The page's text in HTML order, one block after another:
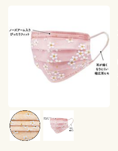
大きいサイズ 事務・制服
デジタルカタログ
カタログ無料プレゼント
マイページ